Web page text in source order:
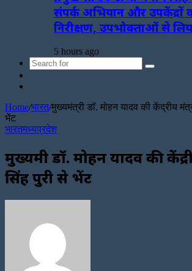
संपर्क अभियान और उपकेंद्रों
निरीक्षण, उपभोक्ताओं से
5 hours ago
Search
Home/भारत/मुख्यमंत्री डॉ. मोहन यादव की केंद्रीय
भेंट
भारतमध्यप्रदेश
मुख्यमंत्री डॉ. मोहन यादव की
सिंह पुरी से भेंट